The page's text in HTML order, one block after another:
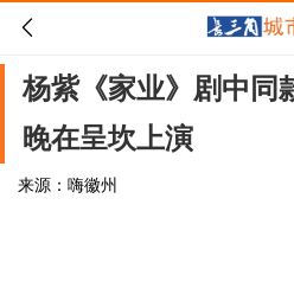

杨紫《家业》剧中同
晚在呈坎上演
来源：嗨徽州